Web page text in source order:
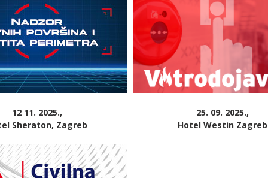
12 11. 2025.,
Sheraton, Zagreb
25. 09. 2025.,
Hotel Westin Zagreb